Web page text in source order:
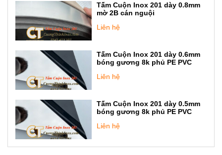
Tấm Cuộn Inox 201 dày 0.8mm
mờ 2B cán nguội
Liên hệ
Tấm Cuộn Inox 201 dày 0.6mm
bóng gương 8k phủ PE PVC
Liên hệ
Tấm Cuộn Inox 201 dày 0.5mm
bóng gương 8k phủ PE PVC
Liên hệ